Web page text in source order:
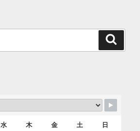
水 木 金 土 日